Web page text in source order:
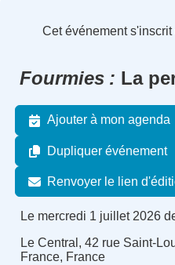
Cet événement
Fourmies La
Ajouter à mon agenda
Dupliquer événement
Renvoyer le lien
Le mercredi 1 juillet 2026
Le Central, 42 rue Saint-
France, France